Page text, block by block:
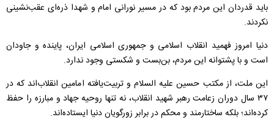
باید قدردان این مردم بود که در مسیر نورانی امام و شهدا ذره‌ای عقب‌نشینی
نکردند.
دنیا امروز فهمید انقلاب اسلامی و جمهوری اسلامی ایران، پاینده و جاودان
است و با پشتوانه‌ این مردم، بن‌بست و شکستی وجود ندارد.
این ملت، از مکتب حسین علیه السلام و تربیت‌یافته‌ امامین انقلاب‌اند که در
۳۷ سال دوران زعامت رهبر شهید انقلاب، نه تنها روحیه جهاد و مبارزه را حفظ
کرده‌اند؛ بلکه ساختارمند و محکم در برابر زورگویان دنیا ایستاده‌اند.